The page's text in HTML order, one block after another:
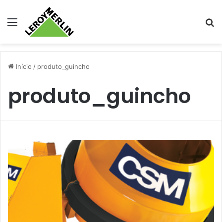
Menu
Início / produto_guincho
produto_guincho